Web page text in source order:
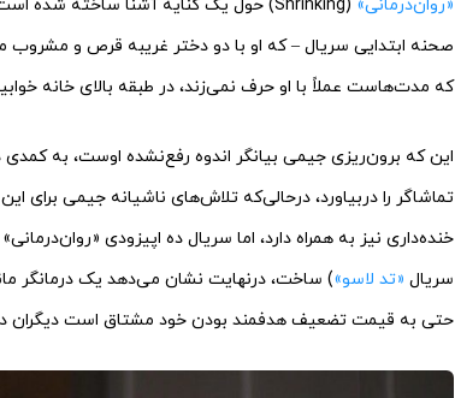
«روان‌درمانی» (Shrinking) حول یک کنایه آشنا ساخته شده است: جیمی با بازی
صحنه ابتدایی سریال – که او با دو دختر غریبه قرص‌ و
که مدت‌هاست عملاً با او حرف نمی‌زند، در طبقه بالای خانه
این که برون‌ریزی جیمی بیانگر اندوه رفع‌نشده اوست، به
تماشاگر را دربیاورد، درحالی‌که تلاش‌های ناشیانه جیمی برای
خنده‌داری نیز به همراه دارد، اما سریال ده اپیزودی
سریال «تد لاسو») ساخت، درنهایت نشان می‌دهد یک درمانگر
حتی به قیمت تضعیف هدفمند بودن خود مشتاق است دیگران